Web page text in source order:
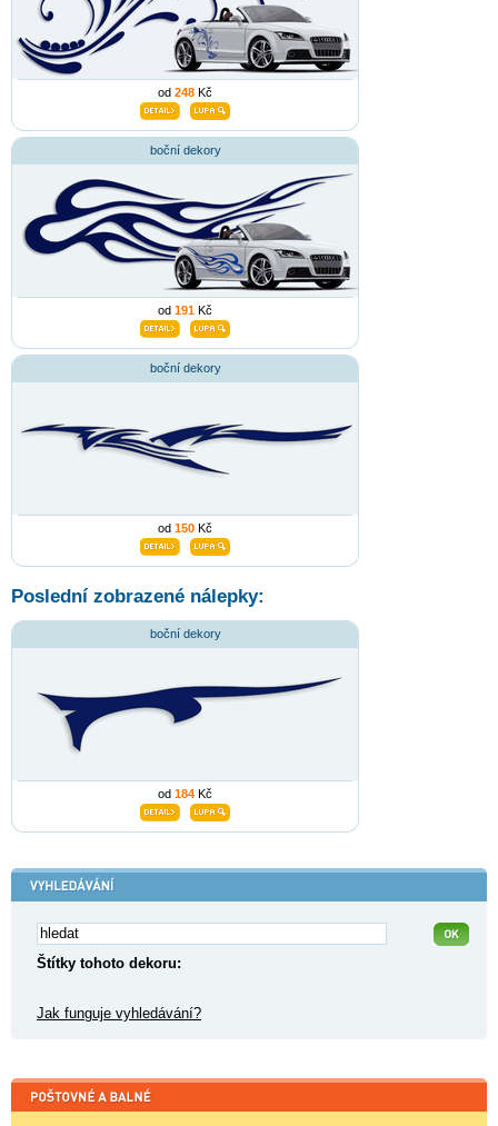
od 248 Kč
boční dekory
od 191 Kč
boční dekory
od 150 Kč
Poslední zobrazené nálepky:
boční dekory
od 184 Kč
Štítky tohoto dekoru:
Jak funguje vyhledávání?